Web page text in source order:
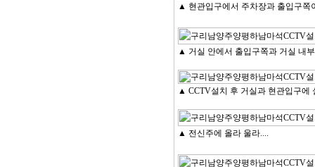
▲ 현관입구에서 주차장과 출입구쪽
▲ 거실 안에서 출입구쪽과 거실 내
▲ CCTV설치 후 거실과 현관입구에
▲ 전신주에 올라 울라....